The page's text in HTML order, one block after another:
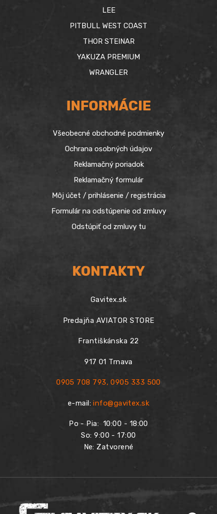
LEE
PITBULL WEST COAST
THOR STEINAR
YAKUZA PREMIUM
WRANGLER
INFORMÁCIE
Všeobecné obchodné podmienky
Ochrana osobných údajov
Reklamačný poriadok
Reklamačný formulár
Môj účet / prihlásenie / registrácia
Formulár na odstúpenie od zmluvy
Odstúpiť od zmluvy tu
KONTAKTY
Gavitex.sk
Predajňa AVIATOR STORE
Františkánska 22
917 01 Trnava
0905 708 793,0905 333 500
e-mail:info@gavitex.sk
Po - Pia:10:00 - 18:00
So: 9:00 - 17:00
Ne: Zatvorené